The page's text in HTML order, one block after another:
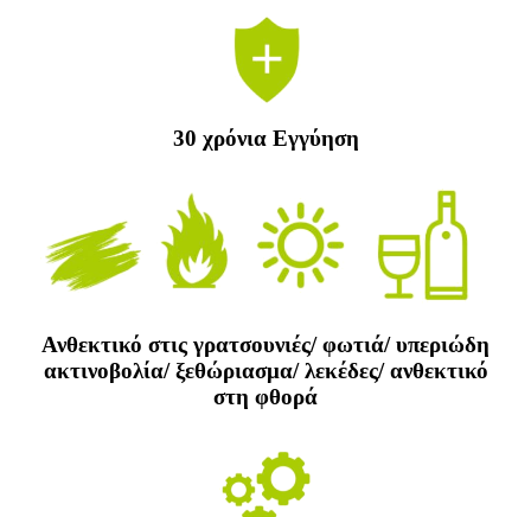
30 χρόνια Εγγύηση
Ανθεκτικό στις γρατσουνιές/ φωτιά/ υπεριώδη
ακτινοβολία/ ξεθώριασμα/ λεκέδες/ ανθεκτικό
στη φθορά